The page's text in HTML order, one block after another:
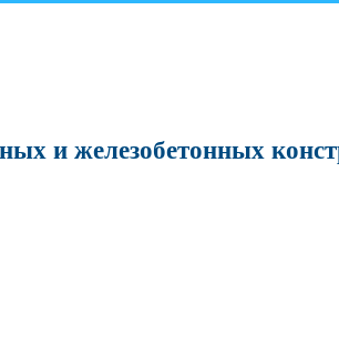
и железобетонных